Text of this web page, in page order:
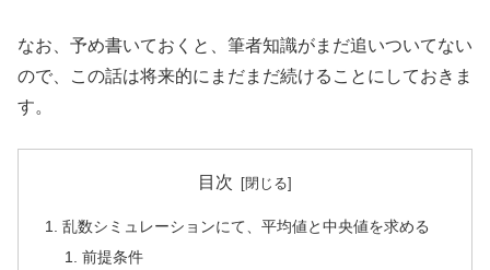
なお、予め書いておくと、筆者知識がまだ追いついてない
ので、この話は将来的にまだまだ続けることにしておきま
す。
目次
乱数シミュレーションにて、平均値と中央値を求める
前提条件